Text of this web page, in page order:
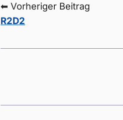
⬅ Vorheriger Beitrag
R2D2